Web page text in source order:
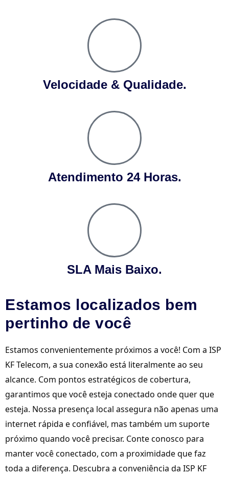
Velocidade & Qualidade.
Atendimento 24 Horas.
SLA Mais Baixo.
Estamos localizados bem
pertinho de você
Estamos convenientemente próximos a você! Com a ISP
KF Telecom, a sua conexão está literalmente ao seu
alcance. Com pontos estratégicos de cobertura,
garantimos que você esteja conectado onde quer que
esteja. Nossa presença local assegura não apenas uma
internet rápida e confiável, mas também um suporte
próximo quando você precisar. Conte conosco para
manter você conectado, com a proximidade que faz
toda a diferença. Descubra a conveniência da ISP KF